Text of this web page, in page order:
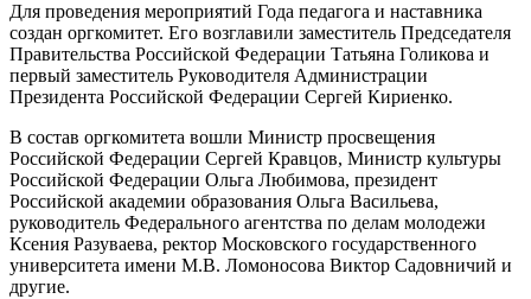
Для проведения мероприятий Года педагога и наставника
создан оргкомитет. Его возглавили заместитель Председателя
Правительства Российской Федерации Татьяна Голикова и
первый заместитель Руководителя Администрации
Президента Российской Федерации Сергей Кириенко.
В состав оргкомитета вошли Министр просвещения
Российской Федерации Сергей Кравцов, Министр культуры
Российской Федерации Ольга Любимова, президент
Российской академии образования Ольга Васильева,
руководитель Федерального агентства по делам молодежи
Ксения Разуваева, ректор Московского государственного
университета имени М.В. Ломоносова Виктор Садовничий и
другие.